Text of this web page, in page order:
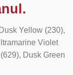
Yellow (230),
Violet
Dusk Green